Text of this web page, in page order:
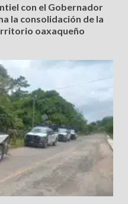
con el Gobernador
la consolidación de la
oaxaqueño